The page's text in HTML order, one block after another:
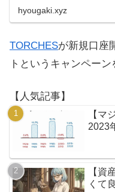
hyougaki.xyz
TORCHESが新規口座
トというキャンペーン
【人気記事】
【マ
2023
【資
くて